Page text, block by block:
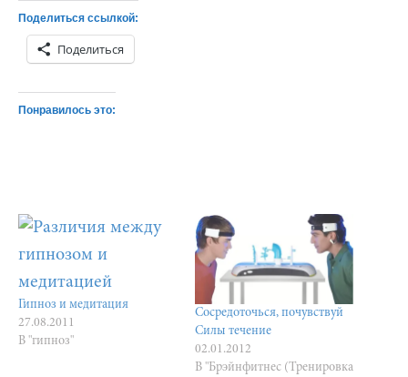
Поделиться ссылкой:
Поделиться
Понравилось это:
Гипноз и медитация
27.08.2011
В "гипноз"
Сосредоточься, почувствуй
Силы течение
02.01.2012
В "Брэйнфитнес (Тренировка